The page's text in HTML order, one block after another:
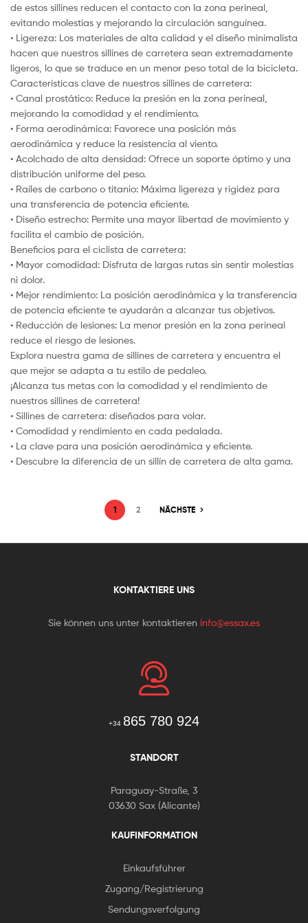
de estos sillines reducen el contacto con la zona perineal,
evitando molestias y mejorando la circulación sanguínea.
• Ligereza: Los materiales de alta calidad y el diseño minimalista
hacen que nuestros sillines de carretera sean extremadamente
ligeros, lo que se traduce en un menor peso total de la bicicleta.
Características clave de nuestros sillines de carretera:
• Canal prostático: Reduce la presión en la zona perineal,
mejorando la comodidad y el rendimiento.
• Forma aerodinámica: Favorece una posición más
aerodinámica y reduce la resistencia al viento.
• Acolchado de alta densidad: Ofrece un soporte óptimo y una
distribución uniforme del peso.
• Raíles de carbono o titanio: Máxima ligereza y rigidez para
una transferencia de potencia eficiente.
• Diseño estrecho: Permite una mayor libertad de movimiento y
facilita el cambio de posición.
Beneficios para el ciclista de carretera:
• Mayor comodidad: Disfruta de largas rutas sin sentir molestias
ni dolor.
• Mejor rendimiento: La posición aerodinámica y la transferencia
de potencia eficiente te ayudarán a alcanzar tus objetivos.
• Reducción de lesiones: La menor presión en la zona perineal
reduce el riesgo de lesiones.
Explora nuestra gama de sillines de carretera y encuentra el
que mejor se adapta a tu estilo de pedaleo.
¡Alcanza tus metas con la comodidad y el rendimiento de
nuestros sillines de carretera!
• Sillines de carretera: diseñados para volar.
• Comodidad y rendimiento en cada pedalada.
• La clave para una posición aerodinámica y eficiente.
• Descubre la diferencia de un sillín de carretera de alta gama.
1 2 NÄCHSTE
KONTAKTIERE UNS
Sie können uns unter kontaktieren info@essax.es
+34 865 780 924
STANDORT
Paraguay-Straße, 3
03630 Sax (Alicante)
KAUFINFORMATION
Einkaufsführer
Zugang/Registrierung
Sendungsverfolgung